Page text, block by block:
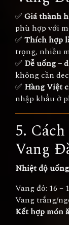
✅ Giá thành
phù hợp với
✅ Thích hợp
trọng, nhiều
✅ Dễ uống –
không cần
✅ Hàng Việt
nhập khẩu ở
5.
Vang
Nhiệt độ
Vang đỏ: 16 –
Vang trắng/
Kết hợp món